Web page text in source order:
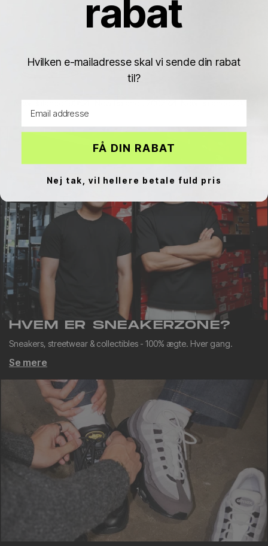
New Balance 1906 New Balance 2002R New Balance 204L
HVEM ER SNEAKERZONE?
Sneakers, streetwear & collectibles - 100% ægte. Hver gang.
Se mere
rabat
Hvilken e-mailadresse skal vi sende din rabat
til?
FÅ DIN RABAT
Nej tak, vil hellere betale fuld pris